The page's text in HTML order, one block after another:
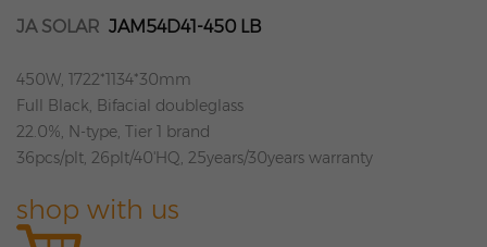
JA SOLAR JAM54D41-450 LB
450W, 1722*1134*30mm
Full Black, Bifacial doubleglass
22.0%, N-type, Tier 1 brand
36pcs/plt, 26plt/40'HQ, 25years/30years warranty
shop with us